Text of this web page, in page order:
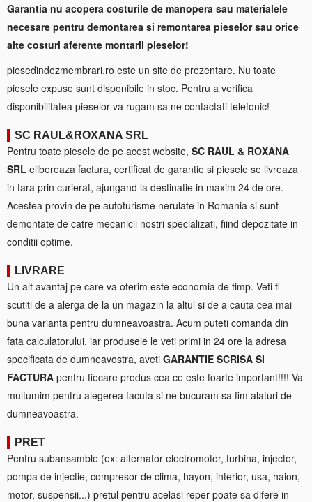
Garantia nu acopera costurile de manopera sau materialele
necesare pentru demontarea si remontarea pieselor sau orice
alte costuri aferente montarii pieselor!
piesedindezmembrari.ro este un site de prezentare. Nu toate
piesele expuse sunt disponibile in stoc. Pentru a verifica
disponibilitatea pieselor va rugam sa ne contactati telefonic!
SC RAUL&ROXANA SRL
Pentru toate piesele de pe acest website, SC RAUL & ROXANA
SRL elibereaza factura, certificat de garantie si piesele se livreaza
in tara prin curierat, ajungand la destinatie in maxim 24 de ore.
Acestea provin de pe autoturisme nerulate in Romania si sunt
demontate de catre mecanicii nostri specializati, fiind depozitate in
conditii optime.
LIVRARE
Un alt avantaj pe care va oferim este economia de timp. Veti fi
scutiti de a alerga de la un magazin la altul si de a cauta cea mai
buna varianta pentru dumneavoastra. Acum puteti comanda din
fata calculatorului, iar produsele le veti primi in 24 ore la adresa
specificata de dumneavostra, aveti GARANTIE SCRISA SI
FACTURA pentru fiecare produs cea ce este foarte important!!!! Va
multumim pentru alegerea facuta si ne bucuram sa fim alaturi de
dumneavoastra.
PRET
Pentru subansamble (ex: alternator electromotor, turbina, injector,
pompa de injectie, compresor de clima, hayon, interior, usa, haion,
motor, suspensii...) pretul pentru acelasi reper poate sa difere in